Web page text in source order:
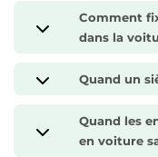
Comment
dans la
Quand un
Quand les
en voiture